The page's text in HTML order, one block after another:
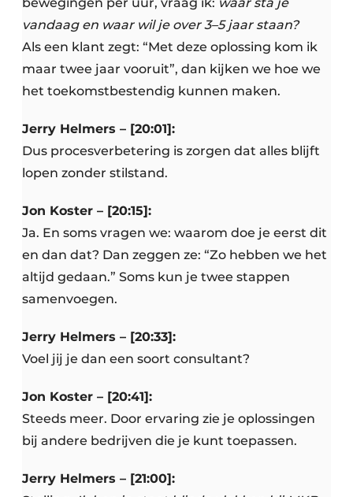
vandaag en waar wil je over 3–5 jaar staan?
Als een klant zegt: “Met deze oplossing kom ik
maar twee jaar vooruit”, dan kijken we hoe we
het toekomstbestendig kunnen maken.
Jerry Helmers – [20:01]:
Dus procesverbetering is zorgen dat alles blijft
lopen zonder stilstand.
Jon Koster – [20:15]:
Ja. En soms vragen we: waarom doe je eerst dit
en dan dat? Dan zeggen ze: “Zo hebben we het
altijd gedaan.” Soms kun je twee stappen
samenvoegen.
Jerry Helmers – [20:33]:
Voel jij je dan een soort consultant?
Jon Koster – [20:41]:
Steeds meer. Door ervaring zie je oplossingen
bij andere bedrijven die je kunt toepassen.
Jerry Helmers – [21:00]: